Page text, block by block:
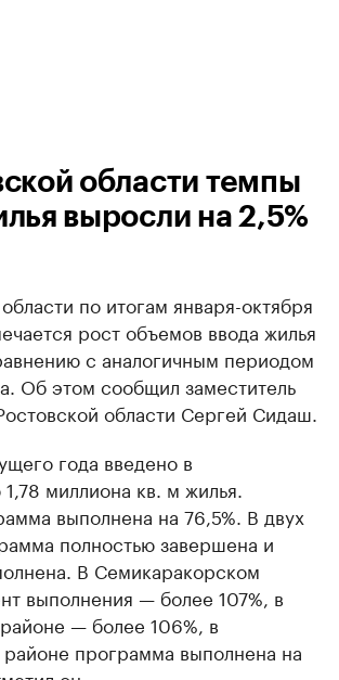
области темпы
выросли на 2,5%
по итогам января-октября
рост объемов ввода жилья
с аналогичным периодом
Об этом сообщил заместитель
области Сергей Сидаш.
года введено в
миллиона кв. м жилья.
выполнена на 76,5%. В двух
полностью завершена и
В Семикаракорском
выполнения — более 107%, в
— более 106%, в
программа выполнена на